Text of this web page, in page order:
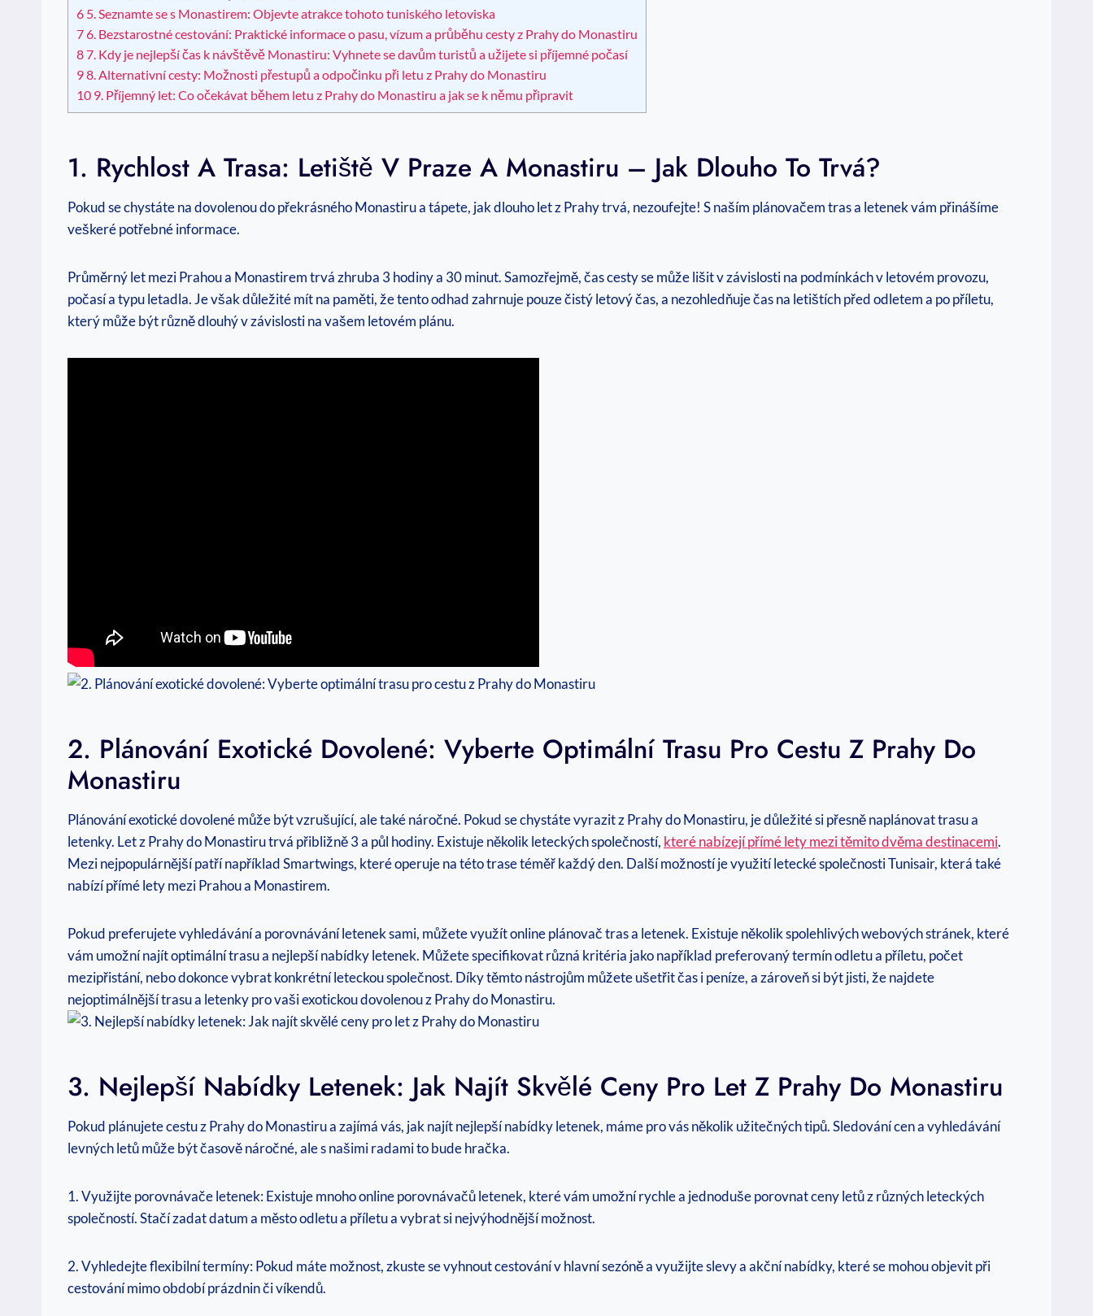
6 5. Seznamte se s Monastirem: Objevte atrakce tohoto tuniského letoviska
76. Bezstarostné cestování: Praktické informace o pasu, vízum a průběhu cesty z Prahy do Monastiru
87. Kdy je nejlepší čas k návštěvě Monastiru: Vyhnete se davům turistů a užijete si příjemné počasí
98. Alternativní cesty: Možnosti přestupů a odpočinku při letu z Prahy do Monastiru
10 9. Příjemný let: Co očekávat během letu z Prahy do Monastiru a jak se k němu připravit
1. Rychlost A Trasa: Letiště V Praze A Monastiru – Jak Dlouho To Trvá?
Pokud se chystáte na dovolenou do překrásného Monastiru a tápete, jak dlouho let z Prahy trvá, nezoufejte! S naším plánovačem tras a letenek vám přinášíme
veškeré potřebné informace.
Průměrný let mezi Prahou a Monastirem trvá zhruba 3 hodiny a 30 minut. Samozřejmě, čas cesty se může lišit v závislosti na podmínkách v letovém provozu,
počasí a typu letadla. Je však důležité mít na paměti, že tento odhad zahrnuje pouze čistý letový čas, a nezohledňuje čas na letištích před odletem a po příletu,
který může být různě dlouhý v závislosti na vašem letovém plánu.
2. Plánování Exotické Dovolené: Vyberte Optimální Trasu Pro Cestu Z Prahy Do
Monastiru
Plánování exotické dovolené může být vzrušující, ale také náročné. Pokud se chystáte vyrazit z Prahy do Monastiru, je důležité si přesně naplánovat trasu a
letenky. Let z Prahy do Monastiru trvá přibližně 3 a půl hodiny. Existuje několik leteckých společností, které nabízejí přímé lety mezi těmito dvěma destinacemi.
Mezi nejpopulárnější patří například Smartwings, které operuje na této trase téměř každý den. Další možností je využití letecké společnosti Tunisair, která také
nabízí přímé lety mezi Prahou a Monastirem.
Pokud preferujete vyhledávání a porovnávání letenek sami, můžete využít online plánovač tras a letenek. Existuje několik spolehlivých webových stránek, které
vám umožní najít optimální trasu a nejlepší nabídky letenek. Můžete specifikovat různá kritéria jako například preferovaný termín odletu a příletu, počet
mezipřistání, nebo dokonce vybrat konkrétní leteckou společnost. Díky těmto nástrojům můžete ušetřit čas i peníze, a zároveň si být jisti, že najdete
nejoptimálnější trasu a letenky pro vaši exotickou dovolenou z Prahy do Monastiru.
3. Nejlepší Nabídky Letenek: Jak Najít Skvělé Ceny Pro Let Z Prahy Do Monastiru
Pokud plánujete cestu z Prahy do Monastiru a zajímá vás, jak najít nejlepší nabídky letenek, máme pro vás několik užitečných tipů. Sledování cen a vyhledávání
levných letů může být časově náročné, ale s našimi radami to bude hračka.
1. Využijte porovnávače letenek: Existuje mnoho online porovnávačů letenek, které vám umožní rychle a jednoduše porovnat ceny letů z různých leteckých
společností. Stačí zadat datum a město odletu a příletu a vybrat si nejvýhodnější možnost.
2. Vyhledejte flexibilní termíny: Pokud máte možnost, zkuste se vyhnout cestování v hlavní sezóně a využijte slevy a akční nabídky, které se mohou objevit při
cestování mimo období prázdnin či víkendů.